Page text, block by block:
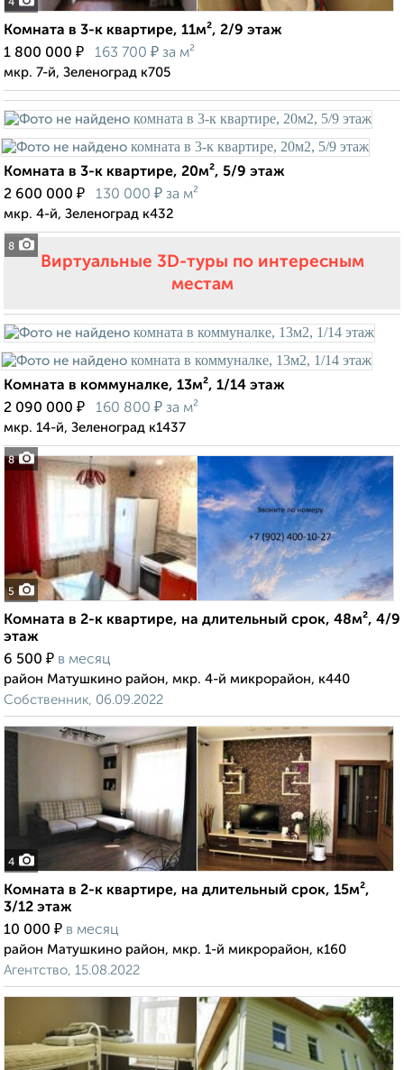
4
Комната в 3-к квартире, 11м², 2/9 этаж
1 800 000 ₽ 163 700 ₽ за м²
мкр. 7-й, Зеленоград к705
8
Комната в 3-к квартире, 20м², 5/9 этаж
2 600 000 ₽ 130 000 ₽ за м²
мкр. 4-й, Зеленоград к432
Виртуальные 3D-туры по интересным
местам
8
Комната в коммуналке, 13м², 1/14 этаж
2 090 000 ₽ 160 800 ₽ за м²
мкр. 14-й, Зеленоград к1437
5
Комната в 2-к квартире, на длительный срок, 48м², 4/9
этаж
6 500 ₽ в месяц
район Матушкино район, мкр. 4-й микрорайон, к440
Собственник, 06.09.2022
4
Комната в 2-к квартире, на длительный срок, 15м²,
3/12 этаж
10 000 ₽ в месяц
район Матушкино район, мкр. 1-й микрорайон, к160
Агентство, 15.08.2022